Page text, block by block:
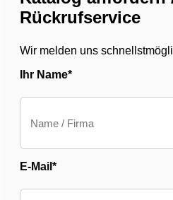
Rückrufservice
Wir melden uns
Ihr Name*
E-Mail*